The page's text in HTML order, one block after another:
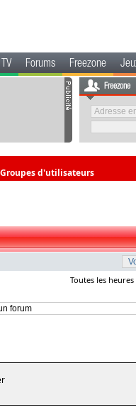
Forums Freezone
Freezone
Groupes d'utilisateurs
Toutes les